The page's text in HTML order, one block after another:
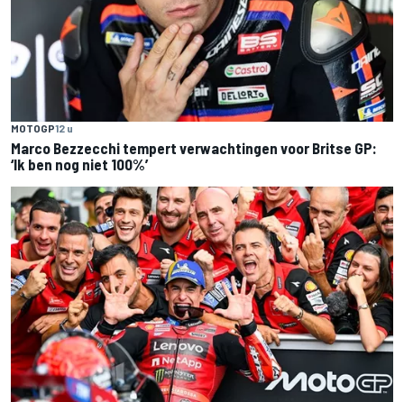
MOTOGP12 u
Marco Bezzecchi tempert verwachtingen voor Britse GP:
‘Ik ben nog niet 100%’